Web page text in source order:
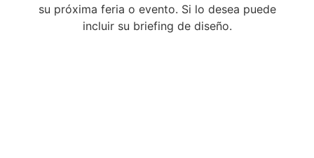
su próxima feria o evento. Si lo desea puede
incluir su briefing de diseño.